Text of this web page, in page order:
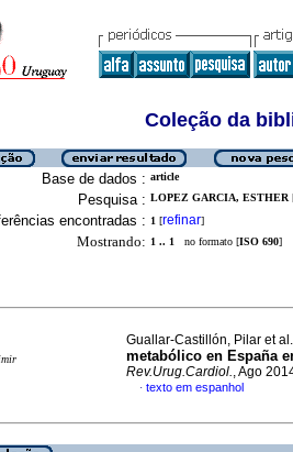
Coleção da
Base de dados : article
Pesquisa : LOPEZ GARCIA, ESTHER
encontradas : 1 [refinar]
Mostrando: 1 .. 1 no formato [ISO 690]
Guallar-Castillón, Pilar et al.
metabólico en España
Rev.Urug.Cardiol., Ago
· texto em espanhol